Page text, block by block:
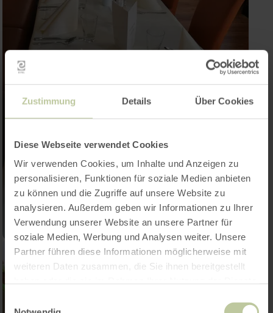
Zustimmung Details Über Cookies
Diese Webseite verwendet Cookies
Wir verwenden Cookies, um Inhalte und Anzeigen zu
personalisieren, Funktionen für soziale Medien anbieten
zu können und die Zugriffe auf unsere Website zu
analysieren. Außerdem geben wir Informationen zu Ihrer
Verwendung unserer Website an unsere Partner für
soziale Medien, Werbung und Analysen weiter. Unsere
Partner führen diese Informationen möglicherweise mit
weiteren Daten zusammen, die Sie ihnen bereitgestellt